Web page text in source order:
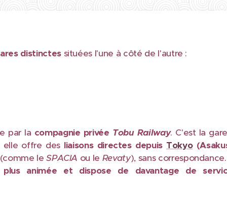
distinctes situées l'une à côté de l'autre :
par la compagnie privée Tobu Railway. C'est la
elle offre des liaisons directes depuis Tokyo
leSPACIA ou le Revaty), sans correspondance.
animée et dispose de davantage de